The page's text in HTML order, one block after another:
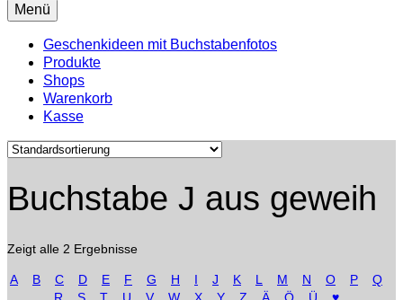
Menü
Geschenkideen mit Buchstabenfotos
Produkte
Shops
Warenkorb
Kasse
Buchstabe J aus geweih
Zeigt alle 2 Ergebnisse
A B C D E F G H I J K L M N O P
Q